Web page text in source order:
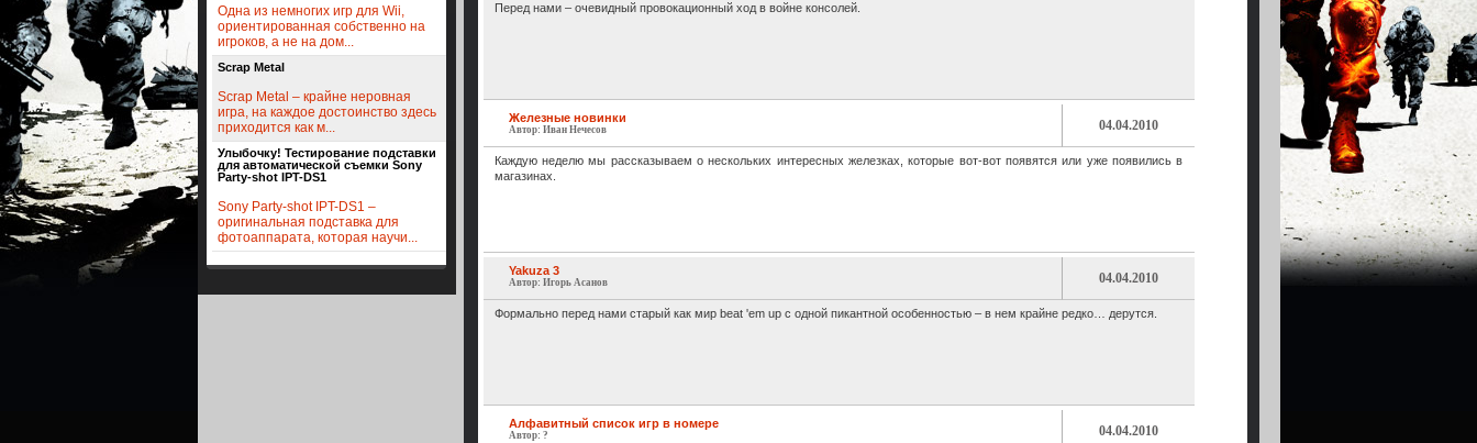
Одна из немногих игр для Wii,
ориентированная собственно на
игроков, а не на дом...
Scrap Metal
Scrap Metal – крайне неровная
игра, на каждое достоинство здесь
приходится как м...
Улыбочку! Тестирование подставки
для автоматической съемки Sony
Party-shot IPT-DS1
Sony Party-shot IPT-DS1 –
оригинальная подставка для
фотоаппарата, которая научи...
Перед нами – очевидный провокационный ход в войне консолей.
Железные новинки
Автор: Иван Нечесов 04.04.2010
Каждую неделю мы рассказываем о нескольких интересных железках, которые вот-вот появятся или уже появились в
магазинах.
Yakuza 3
Автор: Игорь Асанов 04.04.2010
Формально перед нами старый как мир beat 'em up с одной пикантной особенностью – в нем крайне редко… дерутся.
Алфавитный список игр в номере
Автор: ? 04.04.2010